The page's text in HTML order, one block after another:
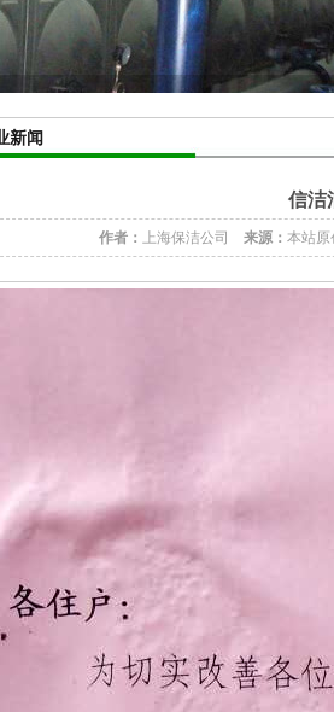
新闻
信洁
作者： 上海保洁公司 来源： 本站